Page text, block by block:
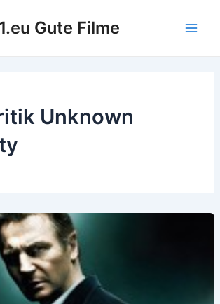
Gute Filme
Unknown